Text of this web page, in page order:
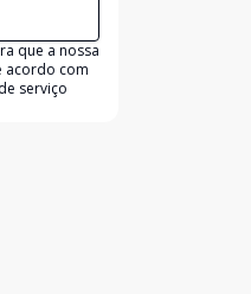
que a nossa
acordo com
serviço